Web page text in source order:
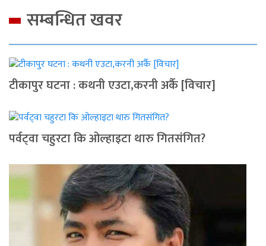
सम्बन्धित खवर
टीकापुर घटना : कथनी एउटा,करनी अर्कै [विचार]
पर्वट्‍वा चहुरटा कि ओल्हाइटा थारु गितसंगित?